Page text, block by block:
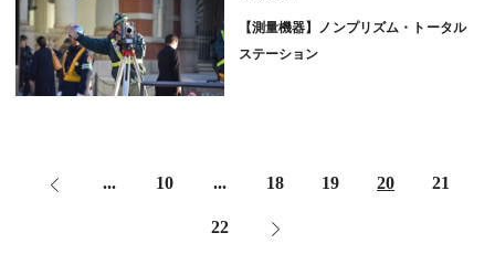
【測量機器】ノンプリズム・トータル
ステーション
... 10 ... 18 19 20 21
22